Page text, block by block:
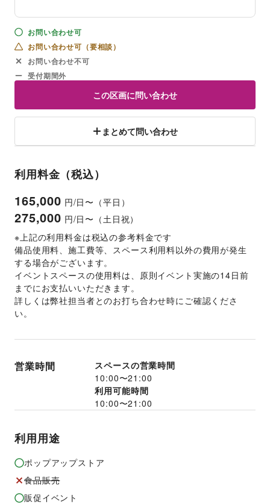
お問い合わせ可
お問い合わせ可（要相談）
お問い合わせ不可
受付期間外
この区画に問い合わせ
まとめて問い合わせ
利用料金（税込）
165,000 円/日〜（平日）
275,000 円/日〜（土日祝）
※上記の利用料金は税込の参考料金です
備品使用料、施工費等、スペース利用料以外の費用が発生
する場合がございます。
イベントスペースの使用料は、原則イベント実施の14日前
までにお支払いいただきます。
詳しくは弊社担当者とのお打ち合わせ時にご確認くださ
い。
営業時間
スペースの営業時間
10:00〜21:00
利用可能時間
10:00〜21:00
利用用途
ポップアップストア
食品販売
販促イベント